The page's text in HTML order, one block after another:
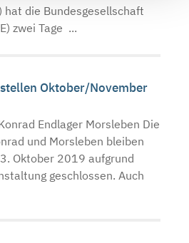
hat die Bundesgesellschaft
zwei Tage ...
Oktober/November
Endlager Morsleben Die
und Morsleben bleiben
Oktober 2019 aufgrund
geschlossen. Auch